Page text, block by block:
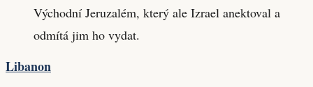
Východní Jeruzalém, který ale Izrael anektoval a
odmítá jim ho vydat.
Libanon